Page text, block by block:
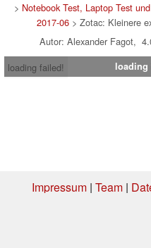
> Notebook Test, Laptop Test
2017-06> Zotac: Kleinere
Autor: Alexander Fagot,
loading failed!
loading
Impressum| Team|